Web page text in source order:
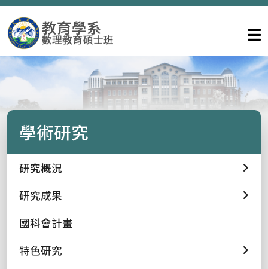
學術研究
研究概況
研究成果
國科會計畫
特色研究